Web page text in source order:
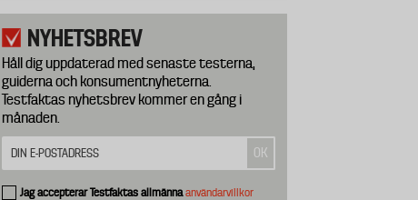
NYHETSBREV
Håll dig uppdaterad med senaste testerna,
guiderna och konsumentnyheterna.
Testfaktas nyhetsbrev kommer en gång i
månaden.
Jag accepterar Testfaktas allmännaanvändarvillkor